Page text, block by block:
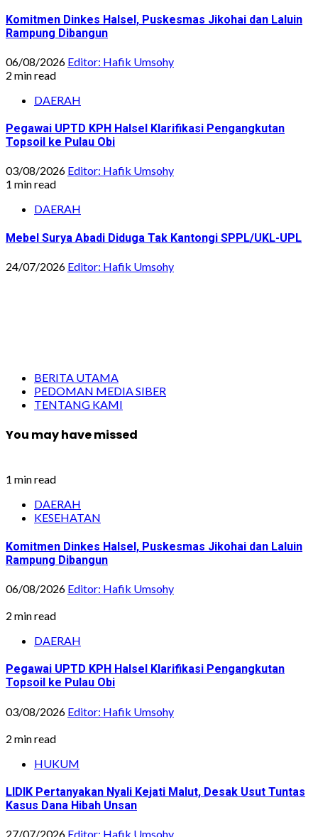
Komitmen Dinkes Halsel, Puskesmas Jikohai dan Laluin
Rampung Dibangun
06/08/2026 Editor: Hafik Umsohy
2 min read
DAERAH
Pegawai UPTD KPH Halsel Klarifikasi Pengangkutan
Topsoil ke Pulau Obi
03/08/2026 Editor: Hafik Umsohy
1 min read
DAERAH
Mebel Surya Abadi Diduga Tak Kantongi SPPL/UKL-UPL
24/07/2026 Editor: Hafik Umsohy
BERITA UTAMA
PEDOMAN MEDIA SIBER
TENTANG KAMI
You may have missed
1 min read
DAERAH
KESEHATAN
Komitmen Dinkes Halsel, Puskesmas Jikohai dan Laluin
Rampung Dibangun
06/08/2026 Editor: Hafik Umsohy
2 min read
DAERAH
Pegawai UPTD KPH Halsel Klarifikasi Pengangkutan
Topsoil ke Pulau Obi
03/08/2026 Editor: Hafik Umsohy
2 min read
HUKUM
LIDIK Pertanyakan Nyali Kejati Malut, Desak Usut Tuntas
Kasus Dana Hibah Unsan
27/07/2026 Editor: Hafik Umsohy